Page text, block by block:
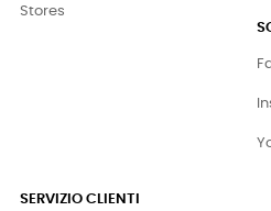
Stores
SERVIZIO CLIENTI